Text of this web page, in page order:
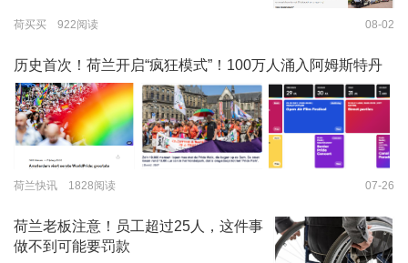
荷买买 922阅读 08-02
历史首次！荷兰开启“疯狂模式”！100万人涌入阿姆斯特丹
荷兰快讯 1828阅读 07-26
荷兰老板注意！员工超过25人，这件事
做不到可能要罚款